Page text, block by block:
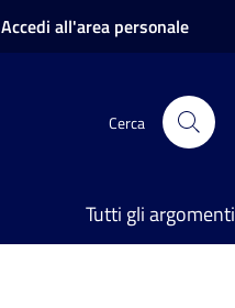
Accedi all'area personale
Cerca
Tutti gli argomenti